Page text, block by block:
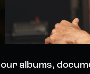
albums,